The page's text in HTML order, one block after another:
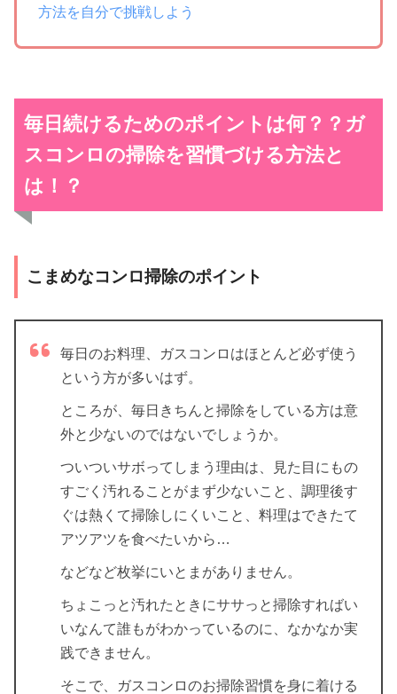
方法を自分で挑戦しよう
毎日続けるためのポイントは何？？ ガ
スコンロの掃除を習慣づける方法と
は！？
こまめなコンロ掃除のポイント
毎日のお料理、ガスコンロはほとんど必ず使う
という方が多いはず。
ところが、毎日きちんと掃除をしている方は意
外と少ないのではないでしょうか。
ついついサボってしまう理由は、見た目にもの
すごく汚れることがまず少ないこと、調理後す
ぐは熱くて掃除しにくいこと、料理はできたて
アツアツを食べたいから…
などなど枚挙にいとまがありません。
ちょこっと汚れたときにササっと掃除すればい
いなんて誰もがわかっているのに、なかなか実
践できません。
そこで、ガスコンロのお掃除習慣を身に着ける